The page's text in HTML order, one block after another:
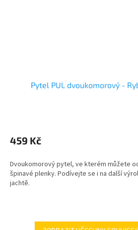
Pytel PUL dvoukomorový -
459 Kč
Dvoukomorový pytel, ve kterém můžete
špinavé plenky. Podívejte se i na další
jachtě.